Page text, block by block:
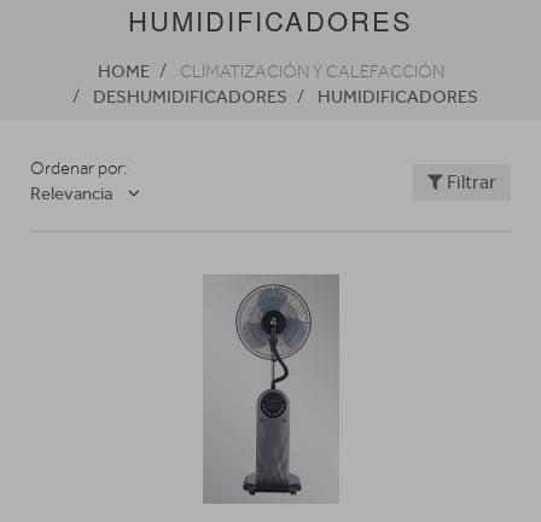
HUMIDIFICADORES
HOME CLIMATIZACIÓN Y CALEFACCIÓN
DESHUMIDIFICADORES HUMIDIFICADORES
Ordenar por:
Relevancia
Filtrar